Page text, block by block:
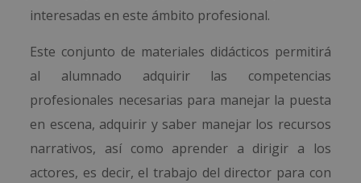
interesadas en este ámbito profesional.
Este conjunto de materiales didácticos permitirá
al alumnado adquirir las competencias
profesionales necesarias para manejar la puesta
en escena, adquirir y saber manejar los recursos
narrativos, así como aprender a dirigir a los
actores, es decir, el trabajo del director para con